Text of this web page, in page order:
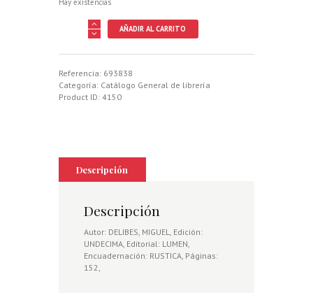
HISTORIAS
LA
VIEJA
cantidad
AÑADIR AL CARRITO
Referencia: 693838
Categoría: Catálogo General de librería
Product ID: 4150
Descripción
Descripción
Autor: DELIBES, MIGUEL, Edición:
UNDECIMA, Editorial: LUMEN,
Encuadernación: RUSTICA, Páginas:
152,